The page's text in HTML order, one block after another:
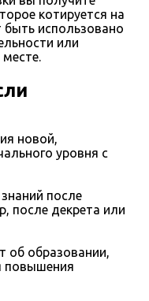
котируется на
быть использовано
или
новой,
уровня с
после
после декрета или
об образовании,
повышения